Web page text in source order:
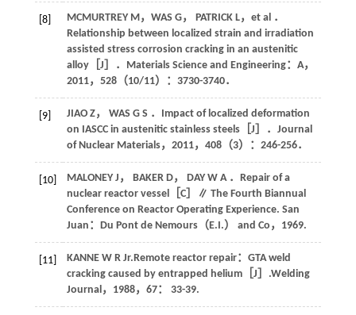
[8] MCMURTREY M，WAS G， PATRICK L， et al ．
Relationship between localized strain and irradiation
assisted stress corrosion cracking in an austenitic
alloy［J］． Materials Science and Engineering：A，
2011， 528（10/11）：3730-3740．
[9] JIAO Z， WAS G S ．Impact of localized deformation
on IASCC in austenitic stainless steels［J］． Journal
of Nuclear Materials， 2011， 408（3）：246-256．
[10] MALONEY J ， BAKER D， DAY W A．Repair of a
nuclear reactor vessel［C］∥ The Fourth Biannual
Conference on Reactor Operating Experience. San
Juan：Du Pont de Nemours（E.I.） and Co， 1969.
[11] KANNE W RJr.Remote reactor repair：GTA weld
cracking caused by entrapped helium［J］.Welding
Journal ， 1988， 67： 33-39.